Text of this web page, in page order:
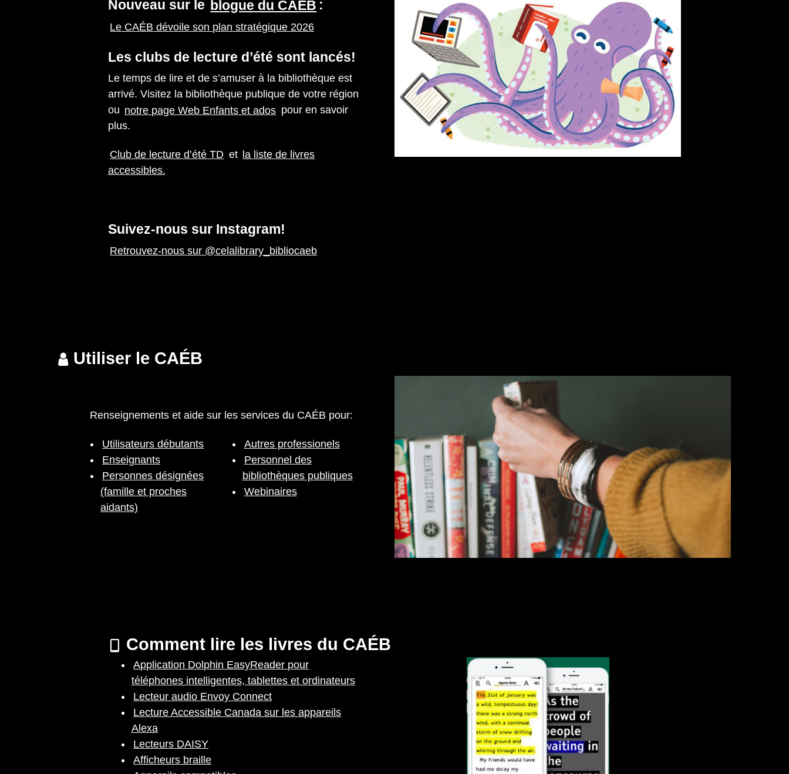
Nouveau sur le blogue du CAÉB :
Le CAÉB dévoile son plan stratégique 2026
Les clubs de lecture d’été sont lancés!
Le temps de lire et de s’amuser à la bibliothèque est
arrivé. Visitez la bibliothèque publique de votre région
ou notre page Web Enfants et ados pour en savoir
plus.
Club de lecture d’été TD et la liste de livres
accessibles.
Suivez-nous sur Instagram!
Retrouvez-nous sur @celalibrary_bibliocaeb
Utiliser le CAÉB
Renseignements et aide sur les services du CAÉB pour:
Utilisateurs débutants
Enseignants
Personnes désignées
(famille et proches
aidants)
Autres professionels
Personnel des
bibliothèques publiques
Webinaires
Comment lire les livres du CAÉB
Application Dolphin EasyReader pour
téléphones intelligentes, tablettes et ordinateurs
Lecteur audio Envoy Connect
Lecture Accessible Canada sur les appareils
Alexa
Lecteurs DAISY
Afficheurs braille